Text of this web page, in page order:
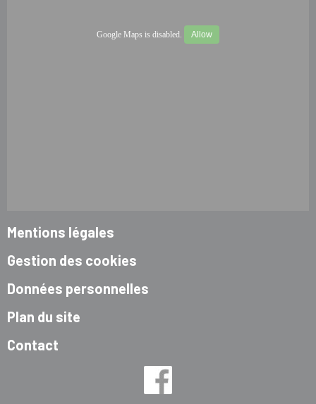
Google Maps is disabled. Allow
Mentions légales
Gestion des cookies
Données personnelles
Plan du site
Contact